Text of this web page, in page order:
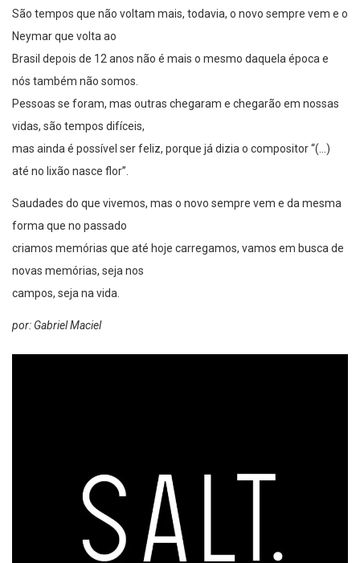
São tempos que não voltam mais, todavia, o novo sempre vem e o
Neymar que volta ao
Brasil depois de 12 anos não é mais o mesmo daquela época e
nós também não somos.
Pessoas se foram, mas outras chegaram e chegarão em nossas
vidas, são tempos difíceis,
mas ainda é possível ser feliz, porque já dizia o compositor “(…)
até no lixão nasce flor”.
Saudades do que vivemos, mas o novo sempre vem e da mesma
forma que no passado
criamos memórias que até hoje carregamos, vamos em busca de
novas memórias, seja nos
campos, seja na vida.
por: Gabriel Maciel